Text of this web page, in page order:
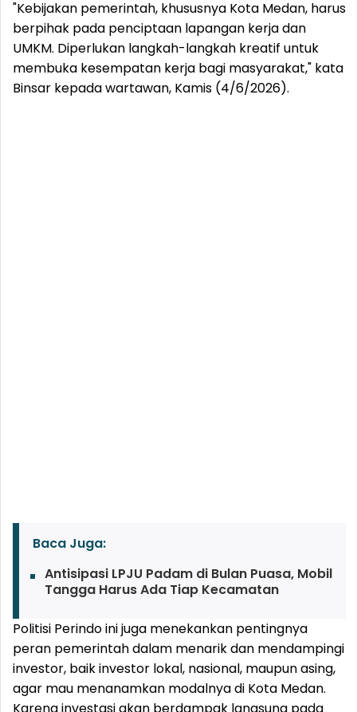
"Kebijakan pemerintah, khususnya Kota Medan, harus
berpihak pada penciptaan lapangan kerja dan
UMKM. Diperlukan langkah-langkah kreatif untuk
membuka kesempatan kerja bagi masyarakat," kata
Binsar kepada wartawan, Kamis (4/6/2026).
Baca Juga:
Antisipasi LPJU Padam di Bulan Puasa, Mobil
Tangga Harus Ada Tiap Kecamatan
Politisi Perindo ini juga menekankan pentingnya
peran pemerintah dalam menarik dan mendampingi
investor, baik investor lokal, nasional, maupun asing,
agar mau menanamkan modalnya di Kota Medan.